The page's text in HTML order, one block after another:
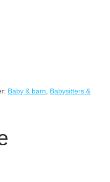
Baby & barn
Babysitters &